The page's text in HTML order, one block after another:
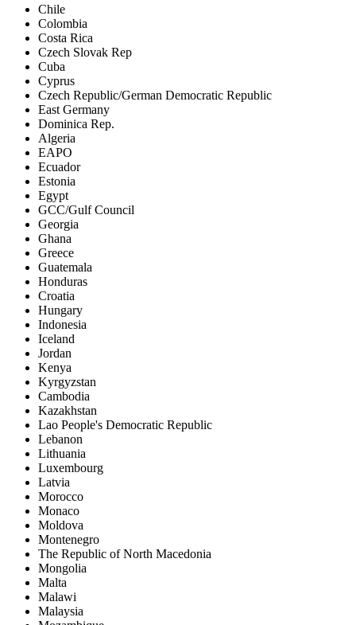
Chile
Colombia
Costa Rica
Czech Slovak Rep
Cuba
Cyprus
Czech Republic/German Democratic Republic
East Germany
Dominica Rep.
Algeria
EAPO
Ecuador
Estonia
Egypt
GCC/Gulf Council
Georgia
Ghana
Greece
Guatemala
Honduras
Croatia
Hungary
Indonesia
Iceland
Jordan
Kenya
Kyrgyzstan
Cambodia
Kazakhstan
Lao People's Democratic Republic
Lebanon
Lithuania
Luxembourg
Latvia
Morocco
Monaco
Moldova
Montenegro
The Republic of North Macedonia
Mongolia
Malta
Malawi
Malaysia